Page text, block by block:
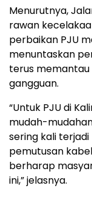
Menurutnya,
rawan
perbaikan PJU
menuntaskan
terus
gangguan.
“Untuk PJU di
mudah-
sering kali
pemutusan
berharap
ini,” jelasnya.